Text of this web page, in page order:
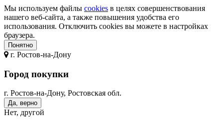
Мы используем файлы cookies в целях совершенствования
нашего веб-сайта, а также повышения удобства его
использования. Отключить cookies вы можете в настройках
браузера.
Понятно
г. Ростов-на-Дону
Город покупки
г. Ростов-на-Дону, Ростовская обл.
Да, верно
Нет, другой